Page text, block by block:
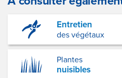
Entretien
des végétaux
Plantes
nuisibles